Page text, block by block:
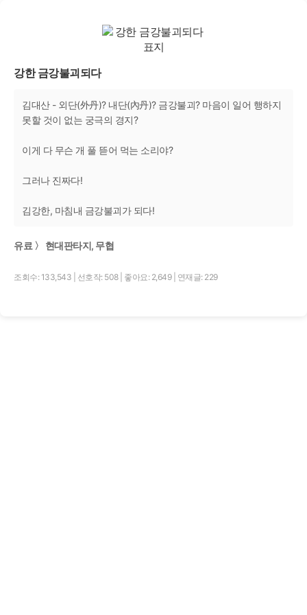
강한 금강불괴되다
김대산 - 외단(外丹)? 내단(內丹)? 금강불괴? 마음이 일어 행하지
못할 것이 없는 궁극의 경지?
이게 다 무슨 개 풀 뜯어 먹는 소리야?
그러나 진짜다!
김강한, 마침내 금강불괴가 되다!
유료 〉 현대판타지, 무협
조회수: 133,543 선호작: 508 좋아요: 2,649 연재글: 229